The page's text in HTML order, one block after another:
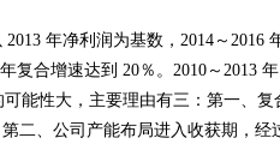
年净利润为基数，2014～2016
复合增速达到 20％。2010～2013
能性大，主要理由有三：第一、
二、公司产能布局进入收获期，经